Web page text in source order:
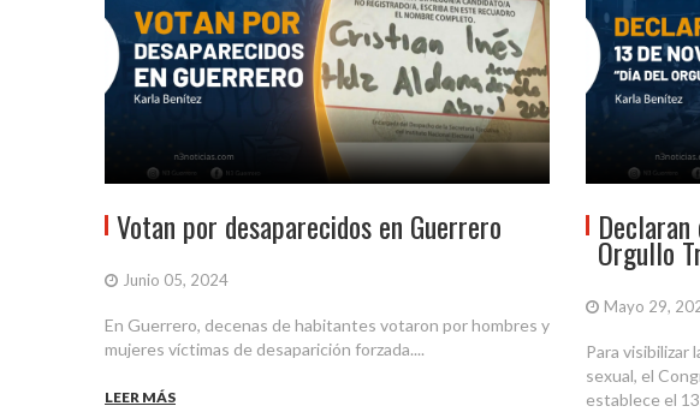
Votan por desaparecidos en Guerrero
Junio 05, 2024
En Guerrero, decenas de habitantes votaron por hombres y
mujeres víctimas de desaparición forzada....
LEER MÁS
Orgullo
Mayo 29,
Para visibilizar
sexual, el
establece el